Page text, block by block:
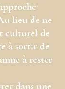
lieu de ne
culturel de
à sortir de
à rester